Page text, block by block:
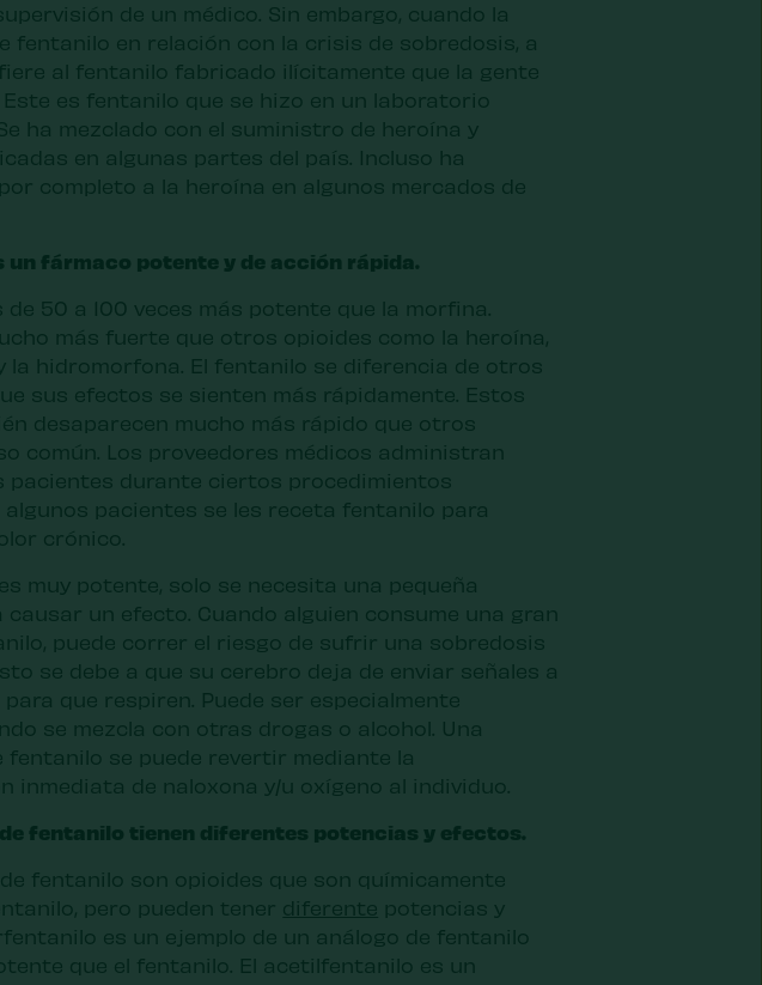
de un médico. Sin embargo, cuando la
fentanilo en relación con la crisis de sobredosis, a
al fentanilo fabricado ilícitamente que la gente
Este es fentanilo que se hizo en un laboratorio
ha mezclado con el suministro de heroína y
en algunas partes del país. Incluso ha
completo a la heroína en algunos mercados de
un fármaco potente y de acción rápida.
de 50 a 100 veces más potente que la morfina.
más fuerte que otros opioides como la heroína,
la hidromorfona. El fentanilo se diferencia de otros
sus efectos se sienten más rápidamente. Estos
desaparecen mucho más rápido que otros
común. Los proveedores médicos administran
pacientes durante ciertos procedimientos
algunos pacientes se les receta fentanilo para
crónico.
muy potente, solo se necesita una pequeña
un efecto. Cuando alguien consume una gran
puede correr el riesgo de sufrir una sobredosis
se debe a que su cerebro deja de enviar señales a
que respiren. Puede ser especialmente
se mezcla con otras drogas o alcohol. Una
fentanilo se puede revertir mediante la
inmediata de naloxona y/u oxígeno al individuo.
fentanilo tienen diferentes potencias y efectos.
fentanilo son opioides que son químicamente
pero pueden tener diferente potencias y
es un ejemplo de un análogo de fentanilo
que el fentanilo. El acetilfentanilo es un